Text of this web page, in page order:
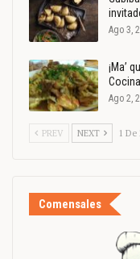
Ago 3,
¡Ma’
Ago 2,
PREV NEXT 1 De
Comensales